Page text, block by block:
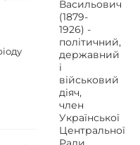
Васильович
(1879-
1926) -
політичний,
державний
і
військовий
діяч,
член
Української
Центральної